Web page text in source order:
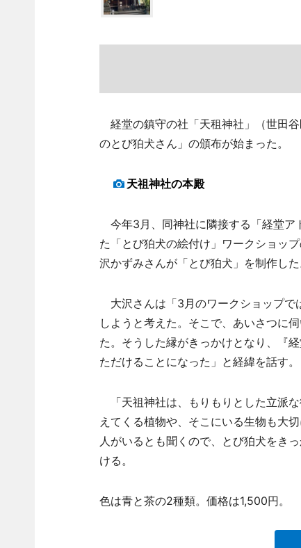
経堂の鎮守の社「天租神社」（世田
のとび狛犬さん」の頒布が始まった。
天祖神社の本殿
今年3月、同神社に隣接する「経堂ア
た「とび狛犬の絵付け」ワークショッ
沢かずみさんが「とび狛犬」を制作した
大沢さんは「3月のワークショップで
しようと考えた。そこで、あいさつに
た。そうした縁がきっかけとなり、『
ただけることになった」と経緯を話す。
「天祖神社は、もりもりとした立派
えてくる植物や、そこにいる生物も大
人がいるとも聞くので、とび狛犬をき
ける。
色は青と茶の2種類。価格は1,500円。